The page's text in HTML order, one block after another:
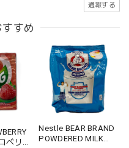
通報する
すめ
ベリー
Nestle BEAR BRAND
POWDERED MILK